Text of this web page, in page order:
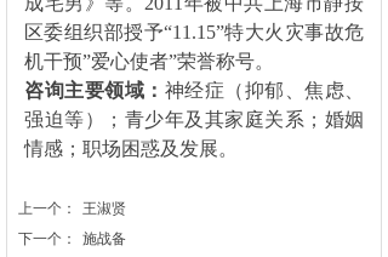
区委组织部授予“11.15”特大火灾事故危
机干预”爱心使者”荣誉称号。
咨询主要领域： 神经症（抑郁、焦虑、
强迫等）；青少年及其家庭关系；婚姻
情感；职场困惑及发展。
上一个：
王淑贤
下一个：
施战备